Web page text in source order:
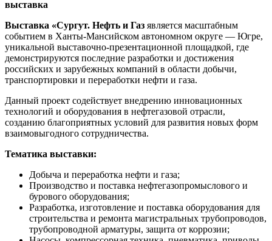
выставка
Выставка «Сургут. Нефть и Газ является масштабным
событием в Ханты-Мансийском автономном округе — Югре,
уникальной выставочно-презентационной площадкой, где
демонстрируются последние разработки и достижения
российских и зарубежных компаний в области добычи,
транспортировки и переработки нефти и газа.
Данный проект содействует внедрению инновационных
технологий и оборудования в нефтегазовой отрасли,
созданию благоприятных условий для развития новых форм
взаимовыгодного сотрудничества.
Тематика выставки:
Добыча и переработка нефти и газа;
Производство и поставка нефтегазопромыслового и
бурового оборудования;
Разработка, изготовление и поставка оборудования для
строительства и ремонта магистральных трубопроводов,
трубопроводной арматуры, защита от коррозии;